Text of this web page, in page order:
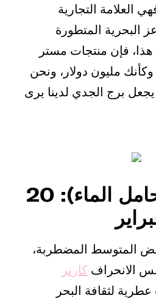
العلامة التجارية
البحرية المتطورة
فإن منتجات مستر
مليون دولار، ونحن
برج الجدي لدينا يرى
برج الدلو (حامل الماء): 20
المتوسط المضطربة،
الانحراف كارنر
لثقافة البحر